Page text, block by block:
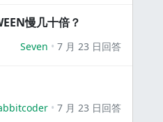
慢几十倍？
Seven 7 月 23 日回答
7 月 23 日回答